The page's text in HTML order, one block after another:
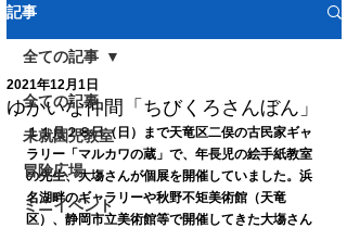
記事
全ての記事
未就園児教室
冒険広場
ミニイベント
全ての記事
ゆかいな仲間「ちびくろさんぼん」
2021年12月1日
１１月２８日（日）まで天竜区二俣の古民家ギャ
ラリー「マルカワの蔵」で、年長児の絵手紙教室
の先生、大塲さんが個展を開催していました。浜
名湖畔のギャラリーや秋野不矩美術館（天竜
区）、静岡市立美術館等で開催してきた大塲さん